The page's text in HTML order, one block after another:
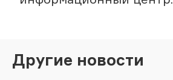
Другие новости